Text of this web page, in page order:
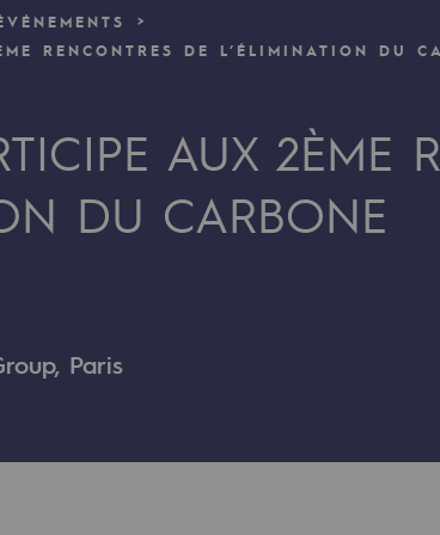
et ouverte
RENCONTRES DE L’ÉLIMINATION DU
AUX 2ÈME
DU CARBONE
Paris